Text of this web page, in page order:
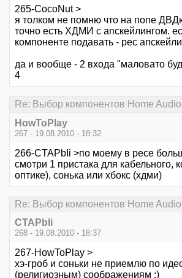
265-CocoNut >
я толком не помню что на попе
точно есть ХДМИ с апскейлингом.
компоненте подавать - рес
да и вообще - 2 входа "маловато
4
Re: Выбор компонентов Home Audio
HowToPlay
267 - 19.08.2010 - 18:32
266-CTAPbIi >по моему в ресе
смотри 1 пристака для кабельного,
оптике), сонька или хбокс (хдми)
Re: Выбор компонентов Home Audio
CTAPbIi
268 - 19.08.2010 - 18:37
267-HowToPlay >
хэ-гроб и соньки не приемлю по
(религиозным) соображениям :)